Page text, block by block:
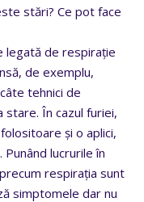
stări? Ce pot face
legată de respirație
de exemplu,
tehnici de
stare. În cazul furiei,
și o aplici,
lucrurile în
respirația sunt
simptomele dar nu